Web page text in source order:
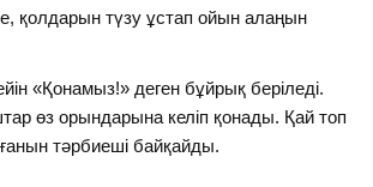
қолдарын түзу ұстап ойын алаңын
«Қонамыз!» деген бұйрық беріледі.
өз орындарына келіп қонады. Қай топ
тәрбиеші байқайды.